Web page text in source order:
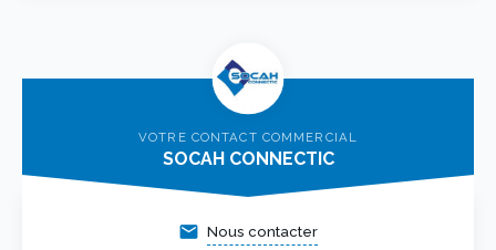
VOTRE CONTACT COMMERCIAL
SOCAH CONNECTIC
email Nous contacter